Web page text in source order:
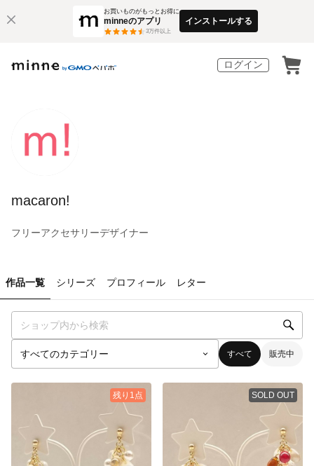
お買いものがもっとお得に
minneのアプリ
3万件以上
インストールする
ログイン
macaron!
フリーアクセサリーデザイナー
作品一覧 シリーズ プロフィール レター
すべて 販売中
残り1点 SOLD OUT